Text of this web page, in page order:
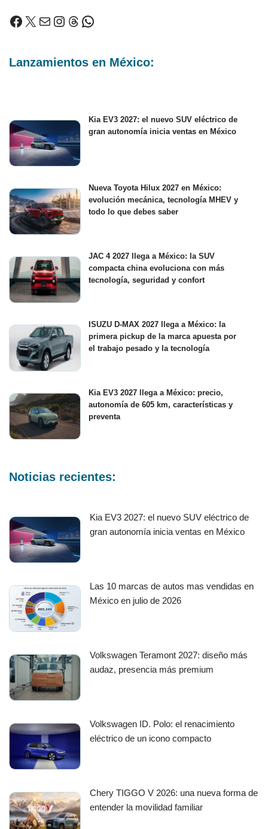
Lanzamientos en México:
Kia EV3 2027: el nuevo SUV eléctrico de
gran autonomía inicia ventas en México
Nueva Toyota Hilux 2027 en México:
evolución mecánica, tecnología MHEV y
todo lo que debes saber
JAC 4 2027 llega a México: la SUV
compacta china evoluciona con más
tecnología, seguridad y confort
ISUZU D-MAX 2027 llega a México: la
primera pickup de la marca apuesta por
el trabajo pesado y la tecnología
Kia EV3 2027 llega a México: precio,
autonomía de 605 km, características y
preventa
Noticias recientes:
Kia EV3 2027: el nuevo SUV eléctrico de
gran autonomía inicia ventas en México
Las 10 marcas de autos mas vendidas en
México en julio de 2026
Volkswagen Teramont 2027: diseño más
audaz, presencia más premium
Volkswagen ID. Polo: el renacimiento
eléctrico de un icono compacto
Chery TIGGO V 2026: una nueva forma de
entender la movilidad familiar